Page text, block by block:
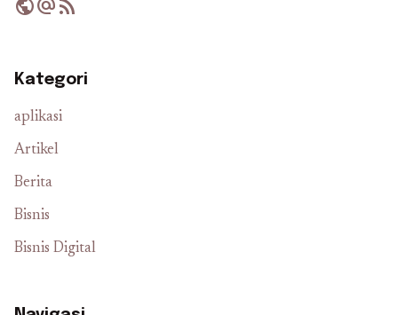
publicalternate_emailrss_feed
Kategori
aplikasi
Artikel
Berita
Bisnis
Bisnis Digital